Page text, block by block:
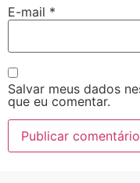
E-mail *
Salvar meus dados
que eu comentar.